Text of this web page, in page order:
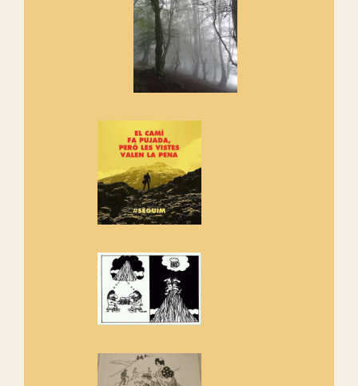
cosa hem de fer...
Els Centpeus signen el
Manifest a favor dels Camins
adhereix-te al manifest!
Rebem un diploma dels
Amics de Sant Aniol d'Aguja
Els Centpeus estem implicats
amb la recuperació del refugi i